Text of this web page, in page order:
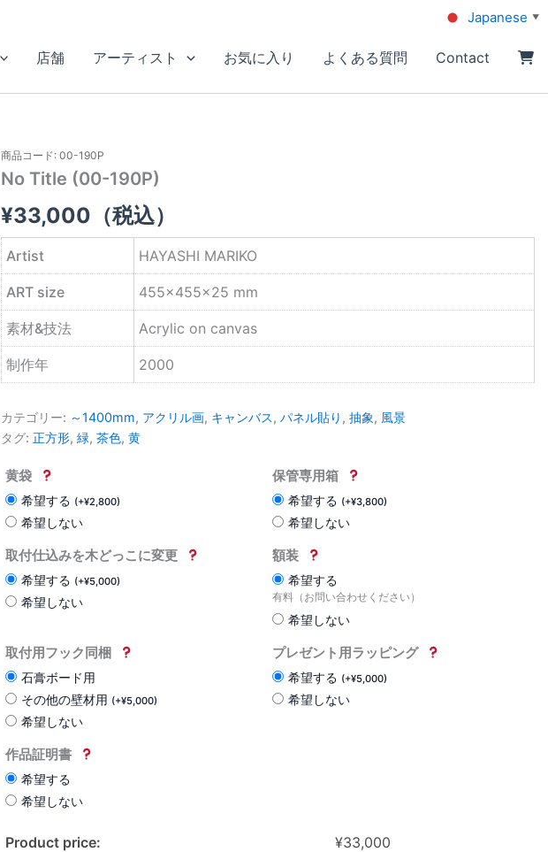
店舗 アーティスト お気に入り よくある質問 Contact
商品コード: 00-190P
No Title (00-190P)
¥33,000 （税込）
Artist HAYASHI MARIKO
ART size 455×455×25 mm
素材&技法 Acrylic on canvas
制作年 2000
カテゴリー: ～1400mm, アクリル画, キャンバス, パネル貼り , 抽象, 風景
タグ: 正方形, 緑, 茶色, 黄
黄袋
希望する (+¥2,800)
希望しない
保管専用箱
希望する (+¥3,800)
希望しない
取付仕込みを木どっこに変更
希望する (+¥5,000)
希望しない
額装
希望する
有料（お問い合わせください）
希望しない
取付用フック同梱
石膏ボード用
その他の壁材用 (+¥5,000)
希望しない
プレゼント用ラッピング
希望する (+¥5,000)
希望しない
作品証明書
希望する
希望しない
Product price: ¥33,000
Japanese ▼